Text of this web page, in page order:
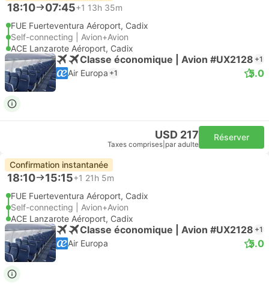
18:10 07:45+1 13h 35m
FUE Fuerteventura Aéroport, Cadix
Self-connecting | Avion+Avion
ACE Lanzarote Aéroport, Cadix
Classe économique | Avion #UX2128 +1
Air Europa +1 5.0
USD 217
Taxes comprises par adulte
Réserver
Confirmation instantanée
18:10 15:15+1 21h 5m
FUE Fuerteventura Aéroport, Cadix
Self-connecting | Avion+Avion
ACE Lanzarote Aéroport, Cadix
Classe économique | Avion #UX2128 +1
Air Europa 5.0